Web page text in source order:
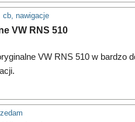
cb, nawigacje
VW RNS 510
VW RNS 510 w bardzo